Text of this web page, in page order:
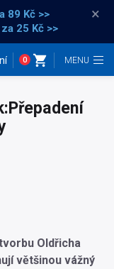
89 Kč >>
25 Kč >>
×
0
Oldřicha
většinou vážný